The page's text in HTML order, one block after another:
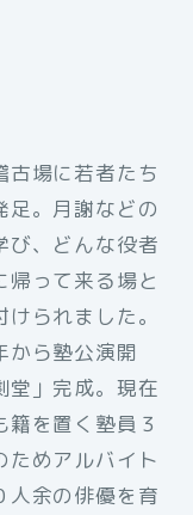
古場に若者たち
足。月謝などの
び、どんな役者
帰って来る場と
られました。
から塾公演開
堂」完成。現在
を置く塾員３
ためアルバイト
人余の俳優を育